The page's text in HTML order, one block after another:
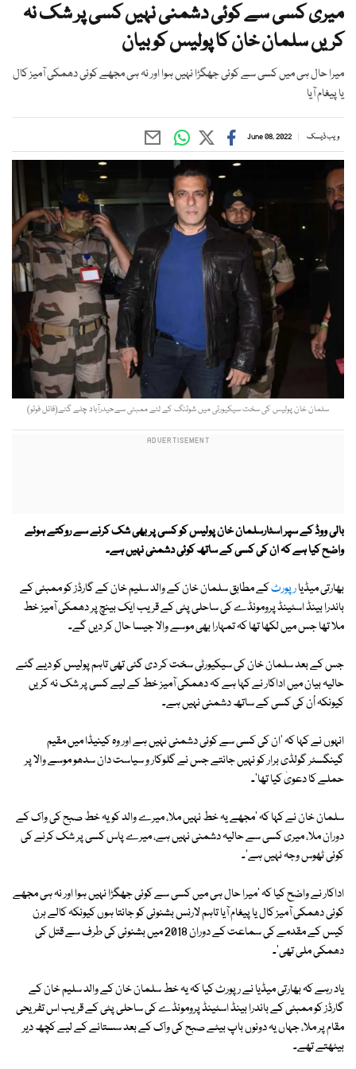
میری کسی سے کوئی دشمنی نہیں کسی پر شک نہ
کریں سلمان خان کا پولیس کو بیان
میرا حال ہی میں کسی سے کوئی جھگڑا نہیں ہوا اور نہ ہی مجھے کوئی دھمکی آمیز کال
یا پیغام آیا
ویب ڈیسک June 08, 2022
سلمان خان پولیس کی سخت سیکیورٹی میں شوٹنگ کے لئے ممبئی سےحیدرآباد چلے گئے(فائل فوٹو)
بالی ووڈ کے سپر اسٹارسلمان خان پولیس کو کسی پر بھی شک کرنے سے روکتے ہوئے
واضح کیا ہے کہ ان کی کسی کے ساتھ کوئی دشمنی نہیں ہے۔
بھارتی میڈیارپورٹکے مطابق سلمان خان کے والد سلیم خان کے گارڈز کو ممبئی کے
باندرا بینڈ اسٹینڈ پرومونڈے کی ساحلی پٹی کے قریب ایک بینچ پر دھمکی آمیز خط
ملا تھا جس میں لکھا تھا کہ تمہارا بھی موسے والا جیسا حال کر دیں گے۔
جس کے بعد سلمان خان کی سیکیورٹی سخت کر دی گئی تھی تاہم پولیس کو دیے گئے
حالیہ بیان میں اداکار نے کہا ہے کہ دھمکی آمیز خط کے لیے کسی پر شک نہ کریں
کیونکہ اُن کی کسی کے ساتھ دشمنی نہیں ہے۔
انہوں نے کہا کہ 'ان کی کسی سے کوئی دشمنی نہیں ہے اور وہ کینیڈا میں مقیم
گینگسٹر گولڈی برار کو نہیں جانتے جس نے گلوکار و سیاست دان سدھو موسے والا پر
حملے کا دعویٰ کیا تھا'۔
سلمان خان نے کہا کہ 'مجھے یہ خط نہیں ملا، میرے والد کو یہ خط صبح کی واک کے
دوران ملا، میری کسی سے حالیہ دشمنی نہیں ہے، میرے پاس کسی پر شک کرنے کی
کوئی ٹھوس وجہ نہیں ہے'۔
اداکار نے واضح کیا کہ 'میرا حال ہی میں کسی سے کوئی جھگڑا نہیں ہوا اور نہ ہی مجھے
کوئی دھمکی آمیز کال یا پیغام آیا تاہم لارنس بشنوئی کو جانتا ہوں کیونکہ کالے ہرن
کیس کے مقدمے کی سماعت کے دوران 2018 میں بشنوئی کی طرف سے قتل کی
دھمکی ملی تھی'۔
یاد رہے کہ بھارتی میڈیا نے رپورٹ کیا کہ یہ خط سلمان خان کے والد سلیم خان کے
گارڈز کو ممبئی کے باندرا بینڈ اسٹینڈ پرومونڈے کی ساحلی پٹی کے قریب اس تفریحی
مقام پر ملا، جہاں یہ دونوں باپ بیٹے صبح کی واک کے بعد سستانے کے لیے کچھ دیر
بیٹھتے تھے۔